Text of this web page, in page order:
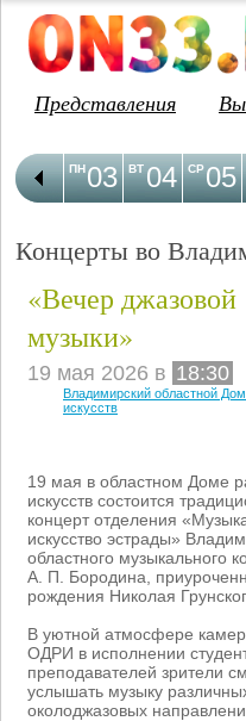
Представления
03
ПН 04
ВТ 05
СР
Концерты во
«Вечер джазовой
музыки»
19 мая 2026 в 18:30
Владимирский областной
искусств
19 мая в областном Доме
искусств состоится
концерт отделения
искусство эстрады»
областного музыкального
А. П. Бородина,
рождения Николая
В уютной атмосфере
ОДРИ в исполнении
преподавателей зрители
услышать музыку
околоджазовых